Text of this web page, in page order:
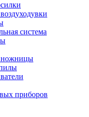
система
ножницы
приборов